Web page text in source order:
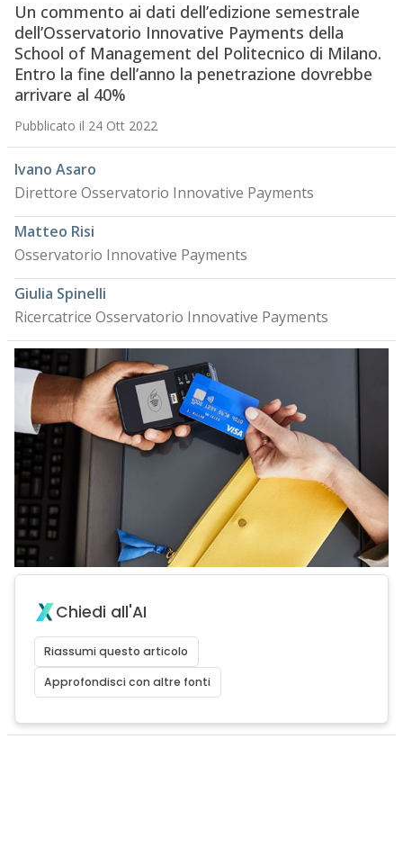
Un commento ai dati dell’edizione semestrale
dell’Osservatorio Innovative Payments della
School of Management del Politecnico di Milano.
Entro la fine dell’anno la penetrazione dovrebbe
arrivare al 40%
Pubblicato il 24 Ott 2022
Ivano Asaro
Direttore Osservatorio Innovative Payments
Matteo Risi
Osservatorio Innovative Payments
Giulia Spinelli
Ricercatrice Osservatorio Innovative Payments
Chiedi all'AI
Riassumi questo articolo
Approfondisci con altre fonti